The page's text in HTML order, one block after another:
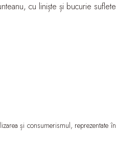
cu liniște și bucurie
și consumerismul, reprezentate